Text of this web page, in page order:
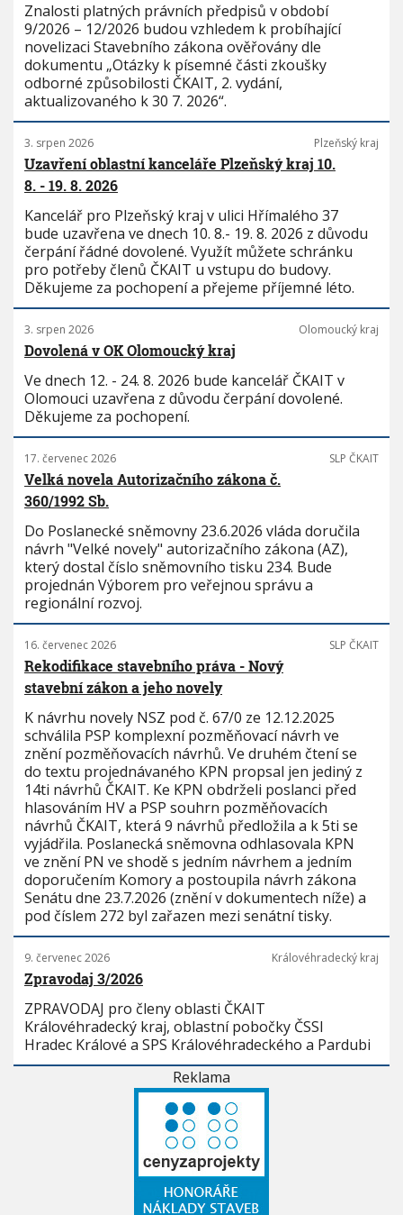
Znalosti platných právních předpisů v období
9/2026 – 12/2026 budou vzhledem k probíhající
novelizaci Stavebního zákona ověřovány dle
dokumentu „Otázky k písemné části zkoušky
odborné způsobilosti ČKAIT, 2. vydání,
aktualizovaného k 30 7. 2026“.
3. srpen 2026 Plzeňský kraj
Uzavření oblastní kanceláře Plzeňský kraj 10.
8. - 19. 8. 2026
Kancelář pro Plzeňský kraj v ulici Hřímalého 37
bude uzavřena ve dnech 10. 8.- 19. 8. 2026 z důvodu
čerpání řádné dovolené. Využít můžete schránku
pro potřeby členů ČKAIT u vstupu do budovy.
Děkujeme za pochopení a přejeme příjemné léto.
3. srpen 2026 Olomoucký kraj
Dovolená v OK Olomoucký kraj
Ve dnech 12. - 24. 8. 2026 bude kancelář ČKAIT v
Olomouci uzavřena z důvodu čerpání dovolené.
Děkujeme za pochopení.
17. červenec 2026 SLP ČKAIT
Velká novela Autorizačního zákona č.
360/1992 Sb.
Do Poslanecké sněmovny 23.6.2026 vláda doručila
návrh "Velké novely" autorizačního zákona (AZ),
který dostal číslo sněmovního tisku 234. Bude
projednán Výborem pro veřejnou správu a
regionální rozvoj.
16. červenec 2026 SLP ČKAIT
Rekodifikace stavebního práva - Nový
stavební zákon a jeho novely
K návrhu novely NSZ pod č. 67/0 ze 12.12.2025
schválila PSP komplexní pozměňovací návrh ve
znění pozměňovacích návrhů. Ve druhém čtení se
do textu projednávaného KPN propsal jen jediný z
14ti návrhů ČKAIT. Ke KPN obdrželi poslanci před
hlasováním HV a PSP souhrn pozměňovacích
návrhů ČKAIT, která 9 návrhů předložila a k 5ti se
vyjádřila. Poslanecká sněmovna odhlasovala KPN
ve znění PN ve shodě s jedním návrhem a jedním
doporučením Komory a postoupila návrh zákona
Senátu dne 23.7.2026 (znění v dokumentech níže) a
pod číslem 272 byl zařazen mezi senátní tisky.
9. červenec 2026 Královéhradecký kraj
Zpravodaj 3/2026
ZPRAVODAJ pro členy oblasti ČKAIT
Královéhradecký kraj, oblastní pobočky ČSSI
Hradec Králové a SPS Královéhradeckého a Pardubi
Reklama